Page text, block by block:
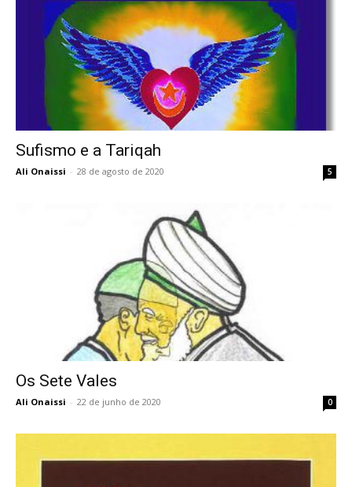
Sufismo e a Tariqah
Ali Onaissi - 28 de agosto de 2020 5
Os Sete Vales
Ali Onaissi - 22 de junho de 2020 0